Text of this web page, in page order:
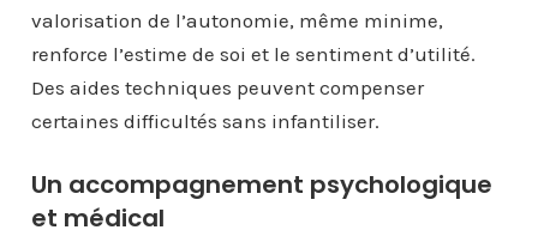
valorisation de l’autonomie, même minime,
renforce l’estime de soi et le sentiment d’utilité.
Des aides techniques peuvent compenser
certaines difficultés sans infantiliser.
Un accompagnement psychologique
et médical